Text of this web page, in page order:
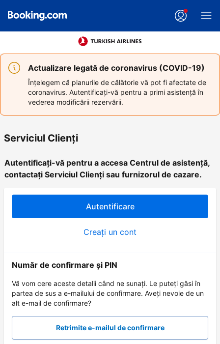
Actualizare legată de coronavirus (COVID-19)
Înțelegem că planurile de călătorie vă pot fi afectate de
coronavirus. Autentificați-vă pentru a primi asistență în
vederea modificării rezervării.
Serviciul Clienţi
Autentificați-vă pentru a accesa Centrul de asistență,
contactați Serviciul Clienți sau furnizorul de cazare.
Autentificare
Creați un cont
Număr de confirmare și PIN
Vă vom cere aceste detalii când ne sunați. Le puteți găsi în
partea de sus a e-mailului de confirmare. Aveți nevoie de un
alt e-mail de confirmare?
Retrimite e-mailul de confirmare